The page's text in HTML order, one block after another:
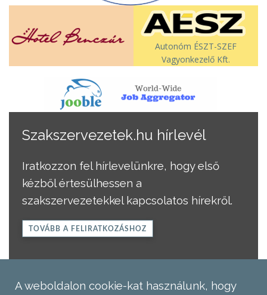
Autonóm ÉSZT-SZEF
Vagyonkezelő Kft.
Szakszervezetek.hu hírlevél
Iratkozzon fel hírlevelünkre, hogy első
kézből értesülhessen a
szakszervezetekkel kapcsolatos hírekről.
TOVÁBB A FELIRATKOZÁSHOZ
A weboldalon cookie-kat használunk, hogy